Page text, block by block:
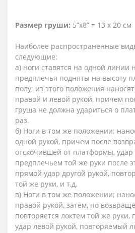
Размер груши: 5”x8” = 13 х 20 см
Наиболее распространенные
следующие:
а) ноги ставятся на одной линии
предплечья подняты на высоту
полу; из этого положения
правой и левой рукой, причем
груша не должна удариться о
раз.
б) Ноги в том же положении;
одной рукой, причем после
отскочившей от платформы, удар
предплечьем той же руки после
прямой удар другой рукой,
той же руки, и т.д.
в) Ноги в том же положении;
правой рукой, затем, по
повторяется локтем той же руки,
удар левой рукой, повторяемый